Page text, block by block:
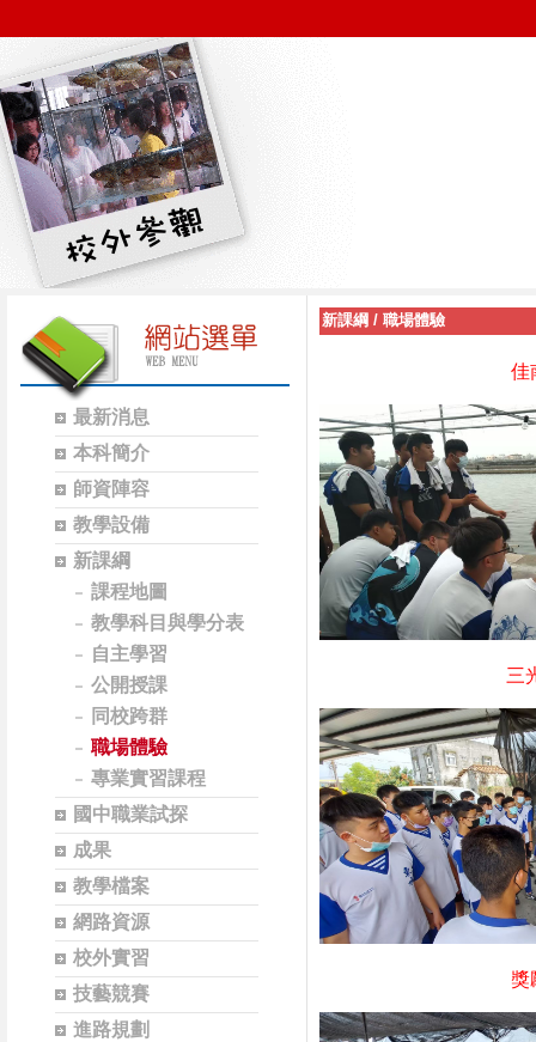
最新消息
本科簡介
師資陣容
教學設備
新課綱
課程地圖
教學科目與學分表
自主學習
公開授課
同校跨群
職場體驗
專業實習課程
國中職業試探
成果
教學檔案
網路資源
校外實習
技藝競賽
進路規劃
新課綱 / 職場體驗
佳南養
三光熱帶魚
獎勵從農養